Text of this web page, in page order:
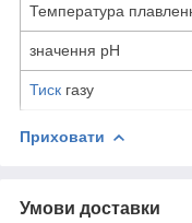
Температура
значення pH
Тиск газу
Приховати
Умови доставки